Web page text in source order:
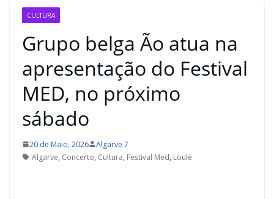
CULTURA
Grupo belga Ão atua na
apresentação do Festival
MED, no próximo
sábado
20 de Maio, 2026
Algarve 7
Algarve, Concerto, Cultura, Festival Med, Loulé